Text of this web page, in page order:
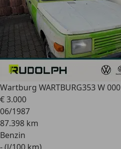
Wartburg WARTBURG353 W 000
€ 3.000
06/1987
87.398 km
Benzin